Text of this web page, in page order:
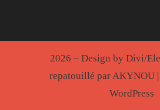
2026 – Design by Divi/
repatouillé par AKYNOU
WordPress